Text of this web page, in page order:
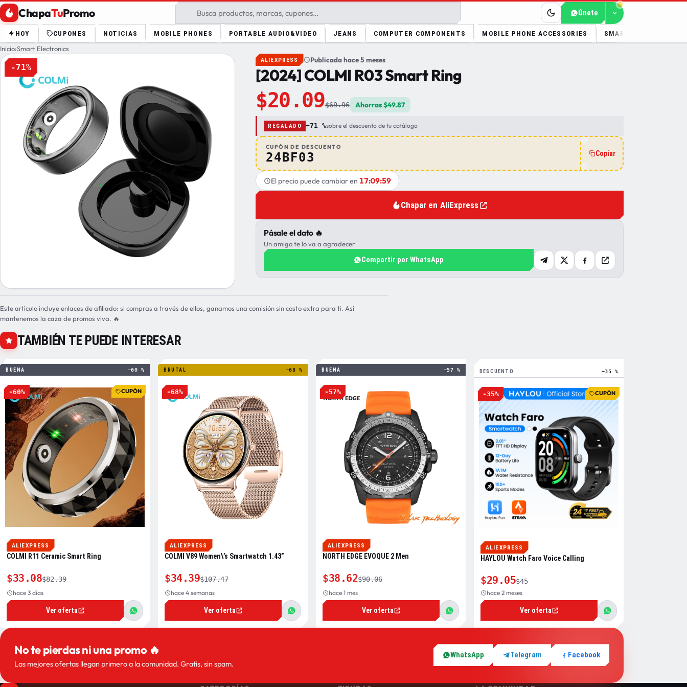
ChapaTuPromo Únete
HOY CUPONES NOTICIAS MOBILE PHONES PORTABLE AUDIO&VIDEO JEANS COMPUTER COMPONENTS MOBILE PHONE ACCESSORIES
SMART ELECTRONICS
Inicio›Smart Electronics
-71%
ALIEXPRESS Publicada hace 5 meses
[2024] COLMI R03 Smart Ring
$20.09$69.96 Ahorras $49.87
REGALADO −71 %sobre el descuento de tu catálogo
CUPÓN DE DESCUENTO
24BF03 Copiar
El precio puede cambiar en 17:09:58
Chapar en AliExpress
Pásale el dato 🔥
Un amigo te lo va a agradecer
Compartir por WhatsApp
Este artículo incluye enlaces de afiliado: si compras a través de ellos, ganamos una comisión sin costo extra para ti. Así
mantenemos la caza de promos viva. 🔥
TAMBIÉN TE PUEDE INTERESAR
BUENA −60 %
-60% CUPÓN
ALIEXPRESS
COLMI R11 Ceramic Smart Ring
$33.08$82.39
hace 3 días
Ver oferta
BRUTAL −68 %
-68%
ALIEXPRESS
COLMI V89 Women\’s Smartwatch 1.43”
$34.39$107.47
hace 4 semanas
Ver oferta
BUENA −57 %
-57%
ALIEXPRESS
NORTH EDGE EVOQUE 2 Men
$38.62$90.06
hace 1 mes
Ver oferta
DESCUENTO −35 %
-35% CUPÓN
ALIEXPRESS
HAYLOU Watch Faro Voice Calling
$29.05$45
hace 2 meses
Ver oferta
No te pierdas ni una promo 🔥
Las mejores ofertas llegan primero a la comunidad. Gratis, sin spam.
WhatsApp Telegram Facebook